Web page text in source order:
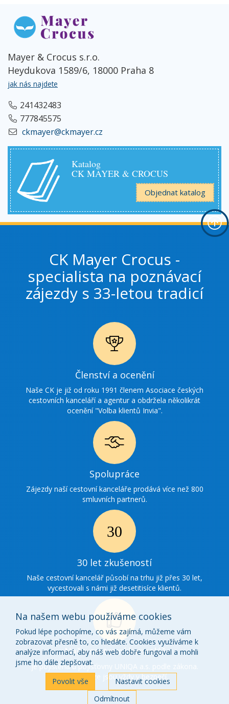
Mayer & Crocus s.r.o.
Heydukova 1589/6, 18000 Praha 8
jak nás najdete
241432483
777845575
ckmayer@ckmayer.cz
Katalog
CK MAYER & CROCUS
Objednat katalog
CK Mayer Crocus -
specialista na poznávací
zájezdy s 33-letou tradicí
Ikonka
ocenění
Členství a ocenění
Naše CK je již od roku 1991 členem Asociace českých
cestovních kanceláří a agentur a obdržela několikrát
ocenění "Volba klientů Invia".
Ikonka
spolupráce
Spolupráce
Zájezdy naší cestovní kanceláře prodává více než 800
smluvních partnerů.
30 Ikonka
zkušenosti
30 let zkušeností
Naše cestovní kancelář působí na trhu již přes 30 let,
vycestovali s námi již desetitisíce klientů.
Ikonka
o
nás
Naše cestovní kancelář
je pojištěna u pojišťovny UNIQA a.s. podle zákona.
Vaše peníze jsou vždy v bezpečí.
Na našem webu používáme cookies
Pokud lépe pochopíme, co vás zajímá, můžeme vám
zobrazovat přesně to, co hledáte. Cookies využíváme k
analýze informací, aby náš web dobře fungoval a mohli
jsme ho dále zlepšovat.
Povolit vše
Nastavit cookies
Odmítnout